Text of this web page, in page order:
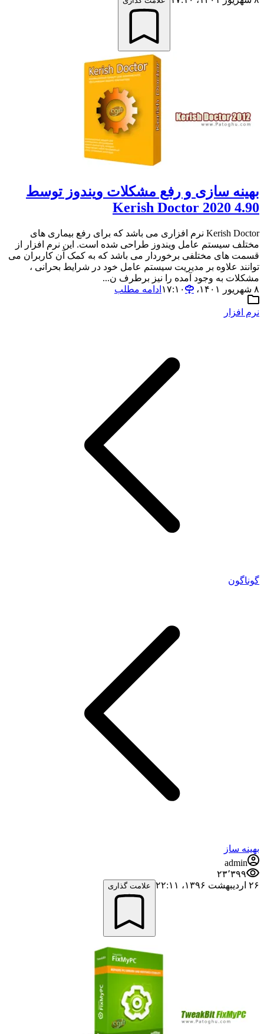
بهینه سازی و رفع مشکلات ویندوز توسط
Kerish Doctor 2020 4.90
Kerish Doctor نرم افزاری می باشد که برای رفع بیماری های
مختلف سیستم عامل ویندوز طراحی شده است. این نرم افزار از
قسمت های مختلفی برخوردار می باشد که به کمک آن کاربران می
توانند علاوه بر مدیریت سیستم عامل خود در شرایط بحرانی ،
مشکلات به وجود آمده را نیز برطرف ن...
۸ شهریور ۱۴۰۱،‏ ۱۷:۱۰
ادامه مطلب
نرم افزار
گوناگون
بهینه ساز
admin
۲۳٬۳۹۹
۲۶ اردیبهشت ۱۳۹۶،‏ ۲۲:۱۱
علامت گذاری